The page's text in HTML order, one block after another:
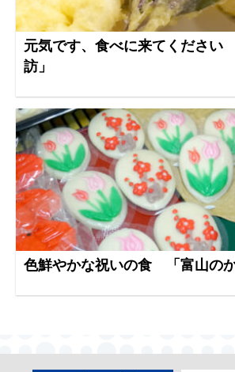
元気です、食べに来てくださ
訪」
色鮮やかな祝いの食 「富山のか